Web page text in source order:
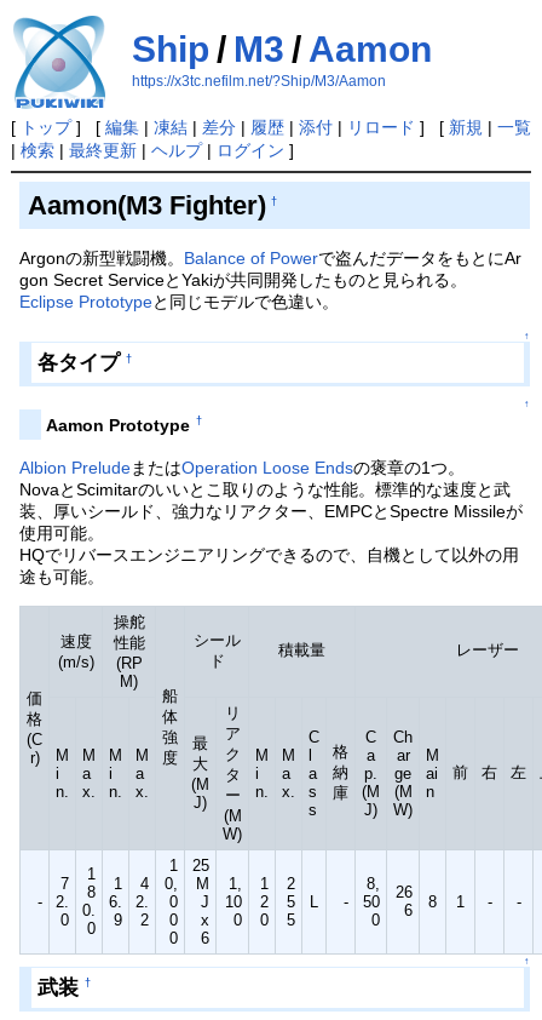
Ship / M3 / Aamon
https://x3tc.nefilm.net/?Ship/M3/Aamon
[ トップ] [ 編集| 凍結| 差分| 履歴| 添付| リロード ] [ 新規 | 一覧
| 検索| 最終更新| ヘルプ| ログイン ]
Aamon(M3 Fighter) †
Argonの新型戦闘機。 Balance of Powerで盗んだデータをもとにAr
gon Secret ServiceとYakiが共同開発したものと見られる。
Eclipse Prototypeと同じモデルで色違い。
↑
各タイプ †
↑
Aamon Prototype †
Albion PreludeまたはOperation Loose Endsの褒章の1つ。
NovaとScimitarのいいとこ取りのような性能。標準的な速度と武
装、厚いシールド、強力なリアクター、EMPCとSpectre Missileが
使用可能。
HQでリバースエンジニアリングできるので、自機として以外の用
途も可能。
価
格
(C
r)
速度
(m/s)
操舵
性能
(RP
M)
船
体
強
度
シール
ド
積載量 レーザー
M
i
n.
M
a
x.
M
i
n.
M
a
x.
最
大
(M
J)
リ
ア
ク
タ
ー
(M
W)
M
i
n.
M
a
x.
C
a
s
s
格
納
庫
C
a
p.
(M
J)
Ch
ar
ge
(M
W)
M
ai
n
前 右 左
-
7
2.
0
1
8
0.
0
1
6.
9
4
2.
2
1
0,
0
0
0
25
M
J
x
6
1,
10
0
1
2
0
2
5
5
-
8,
50
0
26
6
8 1 - -
↑
武装 †